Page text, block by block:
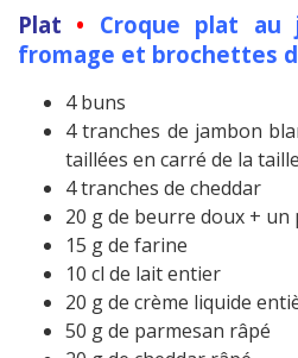
Plat • Croque plat au
fromage et brochettes
4 buns
4 tranches de jambon
taillées en carré de la
4 tranches de cheddar
20 g de beurre doux +
15 g de farine
10 cl de lait entier
20 g de crème liquide
50 g de parmesan râpé